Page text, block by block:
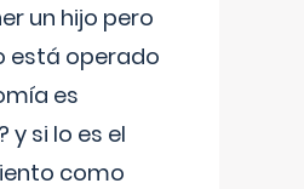
un hijo pero
está operado
es
y si lo es el
como